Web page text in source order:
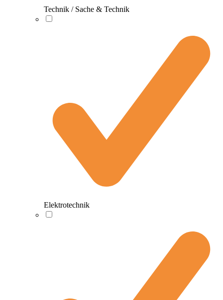
Technik / Sache & Technik
Elektrotechnik